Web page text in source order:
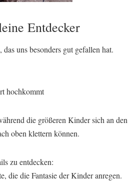
Entdecker
uns besonders gut gefallen hat.
hochkommt
die größeren Kinder sich an den
oben klettern können.
zu entdecken:
die die Fantasie der Kinder anregen.